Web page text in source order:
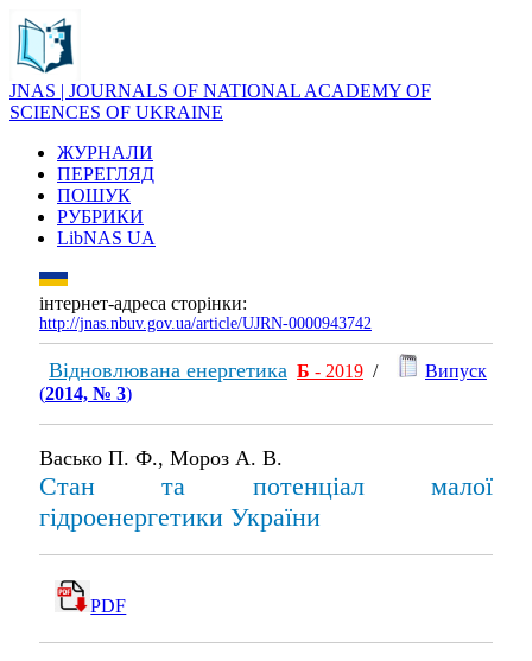
JNAS | JOURNALS OF NATIONAL ACADEMY OF
SCIENCES OF UKRAINE
ЖУРНАЛИ
ПЕРЕГЛЯД
ПОШУК
РУБРИКИ
LibNAS UA
інтернет-адреса сторінки:
http://jnas.nbuv.gov.ua/article/UJRN-0000943742
Відновлювана енергетика Б - 2019 /
Випуск
(2014, № 3)
Васько П. Ф., Мороз А. В.
Стан та потенціал малої
гідроенергетики України
PDF